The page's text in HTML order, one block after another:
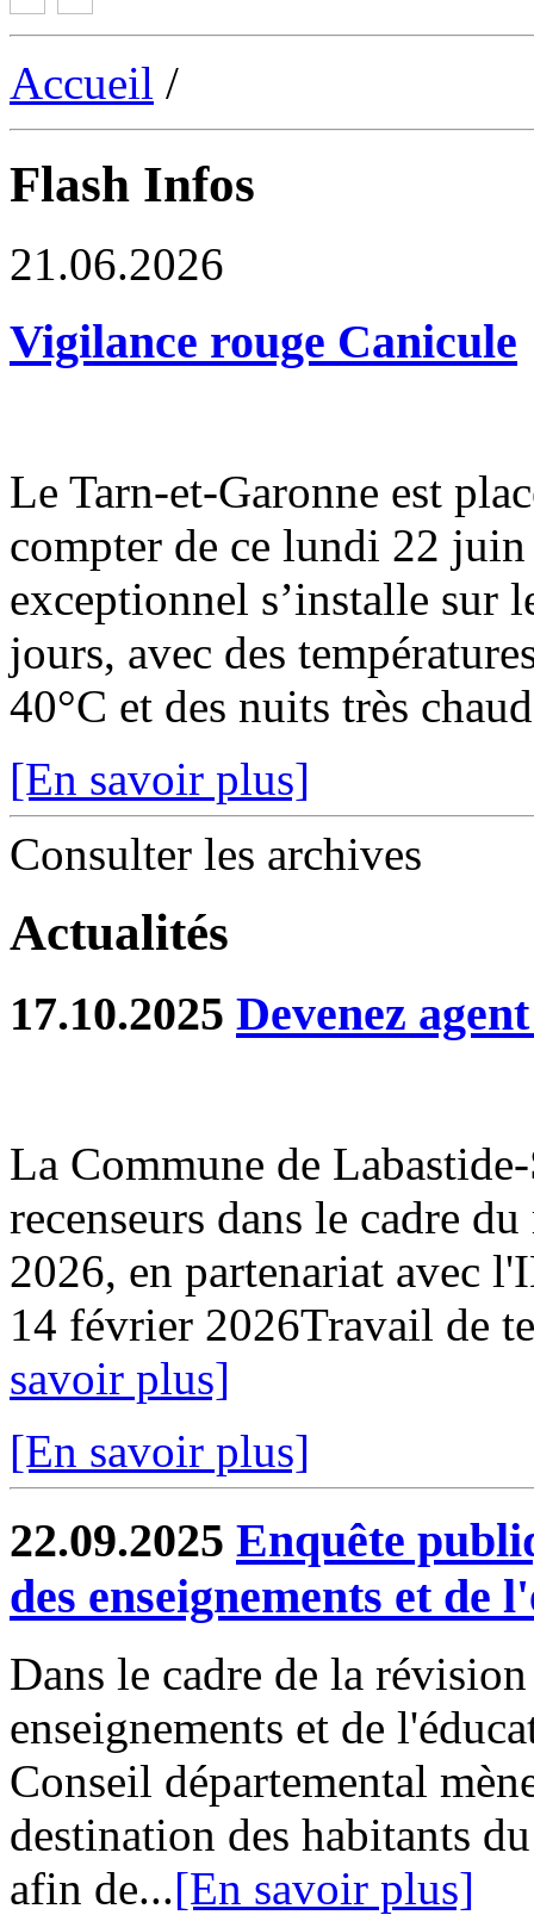
Accueil /
Flash Infos
21.06.2026
Vigilance rouge Canicule
Le Tarn-et-Garonne est
compter de ce lundi 22
exceptionnel s’installe sur
jours, avec des
40°C et des nuits très
[En savoir plus]
Consulter les archives
Actualités
17.10.2025 Devenez
La Commune de
recenseurs dans le cadre
2026, en partenariat avec
14 février 2026Travail de
savoir plus]
[En savoir plus]
22.09.2025 Enquête
des enseignements et
Dans le cadre de la
enseignements et de
Conseil départemental
destination des habitants
afin de...[En savoir plus]